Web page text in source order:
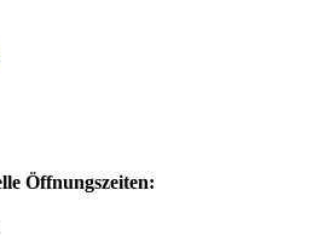
Öffnungszeiten: